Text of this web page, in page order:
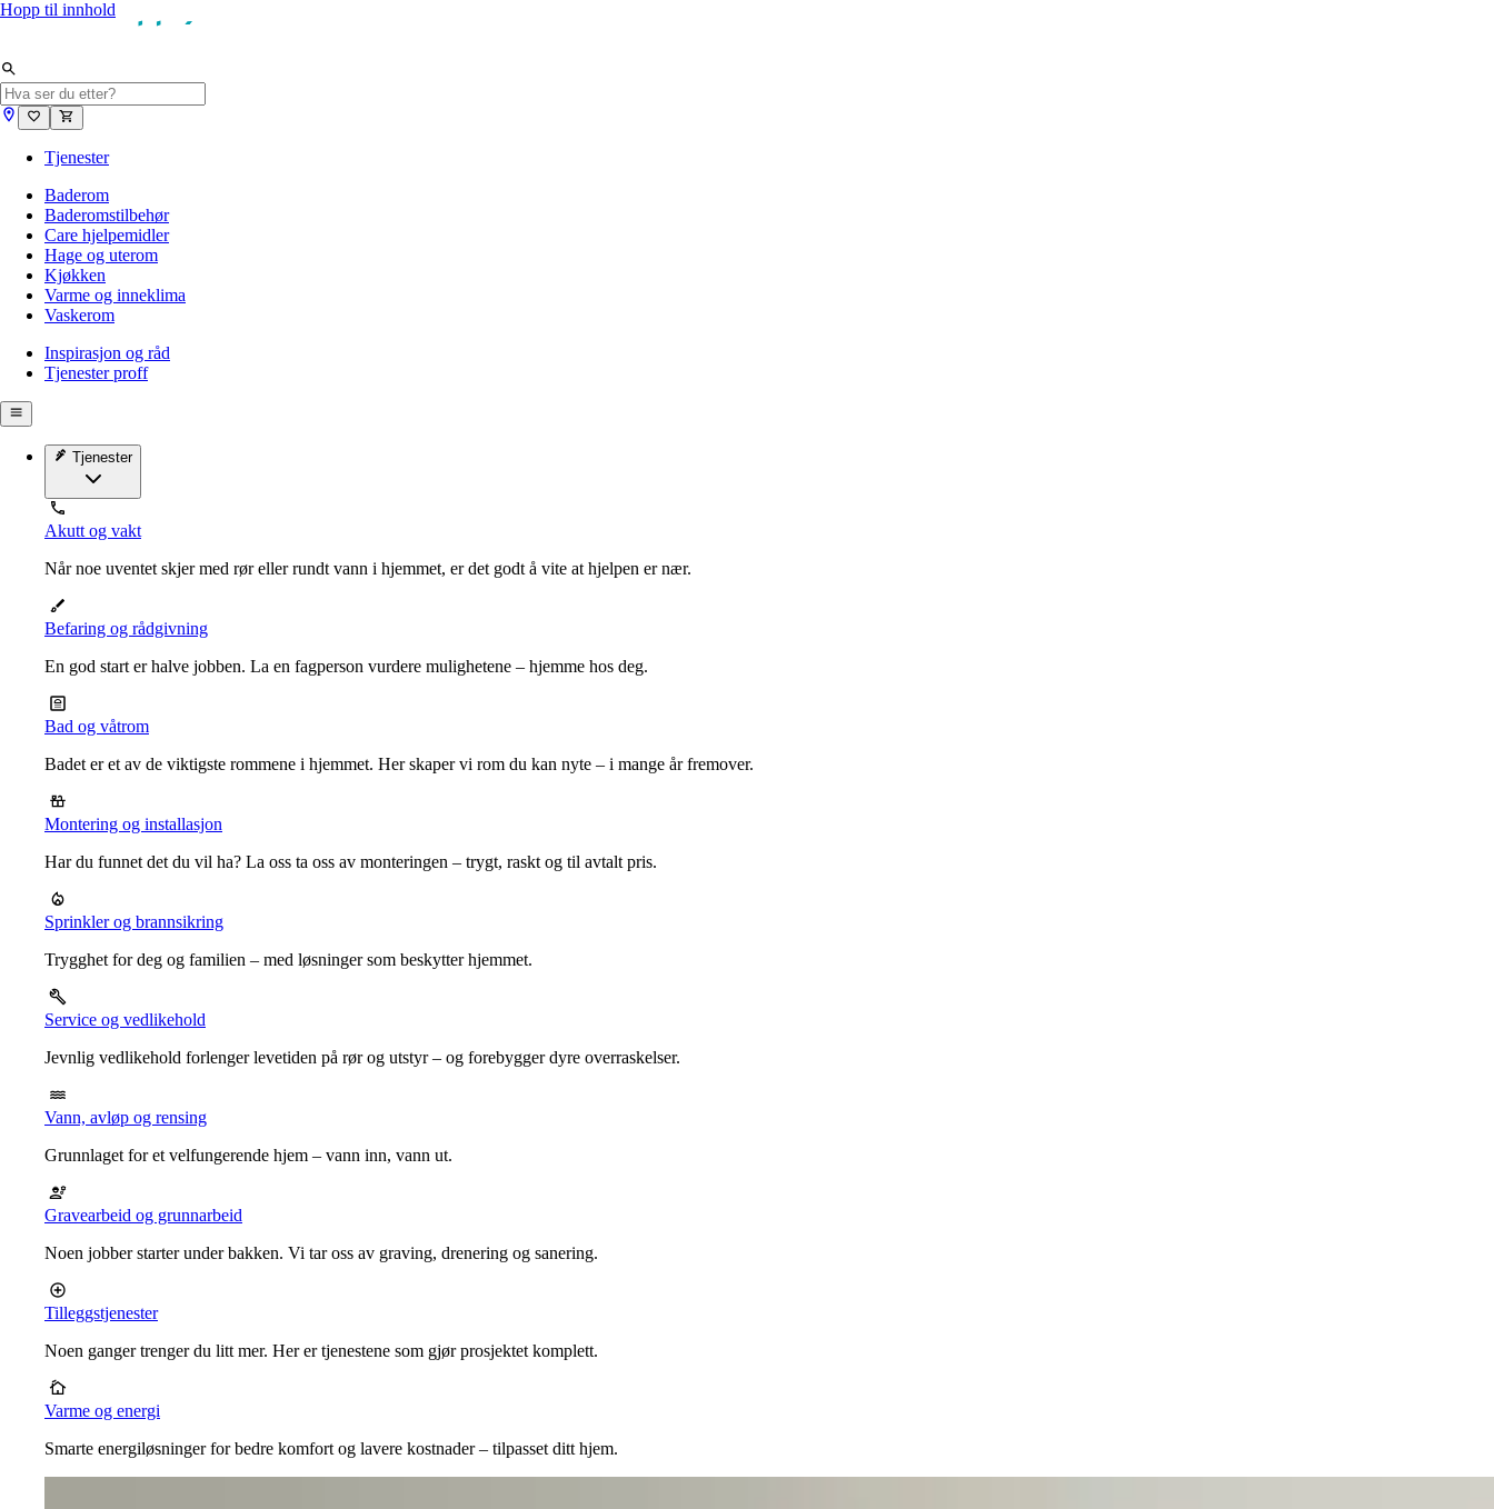
Hopp til innhold
Tjenester
Baderom
Baderomstilbehør
Care hjelpemidler
Hage og uterom
Kjøkken
Varme og inneklima
Vaskerom
Inspirasjon og råd
Tjenester proff
Tjenester
Akutt og vakt
Når noe uventet skjer med rør eller rundt vann i hjemmet, er det godt å vite at hjelpen er nær.
Befaring og rådgivning
En god start er halve jobben. La en fagperson vurdere mulighetene – hjemme hos deg.
Bad og våtrom
Badet er et av de viktigste rommene i hjemmet. Her skaper vi rom du kan nyte – i mange år fremover.
Montering og installasjon
Har du funnet det du vil ha? La oss ta oss av monteringen – trygt, raskt og til avtalt pris.
Sprinkler og brannsikring
Trygghet for deg og familien – med løsninger som beskytter hjemmet.
Service og vedlikehold
Jevnlig vedlikehold forlenger levetiden på rør og utstyr – og forebygger dyre overraskelser.
Vann, avløp og rensing
Grunnlaget for et velfungerende hjem – vann inn, vann ut.
Gravearbeid og grunnarbeid
Noen jobber starter under bakken. Vi tar oss av graving, drenering og sanering.
Tilleggstjenester
Noen ganger trenger du litt mer. Her er tjenestene som gjør prosjektet komplett.
Varme og energi
Smarte energiløsninger for bedre komfort og lavere kostnader – tilpasset ditt hjem.